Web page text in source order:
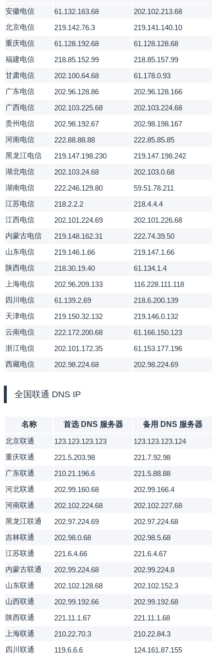
安徽电信
61.132.163.68
202.102.213.68
北京电信
219.142.76.3
219.141.140.10
重庆电信
61.128.192.68
61.128.128.68
福建电信
218.85.152.99
218.85.157.99
甘肃电信
202.100.64.68
61.178.0.93
广东电信
202.96.128.86
202.96.128.166
广西电信
202.103.225.68
202.103.224.68
贵州电信
202.98.192.67
202.98.198.167
河南电信
222.88.88.88
222.85.85.85
黑龙江电信
219.147.198.230
219.147.198.242
湖北电信
202.103.24.68
202.103.0.68
湖南电信
222.246.129.80
59.51.78.211
江苏电信
218.2.2.2
218.4.4.4
江西电信
202.101.224.69
202.101.226.68
内蒙古电信
219.148.162.31
222.74.39.50
山东电信
219.146.1.66
219.147.1.66
陕西电信
218.30.19.40
61.134.1.4
上海电信
202.96.209.133
116.228.111.118
四川电信
61.139.2.69
218.6.200.139
天津电信
219.150.32.132
219.146.0.132
云南电信
222.172.200.68
61.166.150.123
浙江电信
202.101.172.35
61.153.177.196
西藏电信
202.98.224.68 202.98.224.69
全国联通 DNS IP
名称 首选 DNS 服务器
备用 DNS 服务器
北京联通
123.123.123.123
123.123.123.124
重庆联通
221.5.203.98
221.7.92.98
广东联通
210.21.196.6
221.5.88.88
河北联通
202.99.160.68
202.99.166.4
河南联通
202.102.224.68
202.102.227.68
黑龙江联通
202.97.224.69
202.97.224.68
吉林联通
202.98.0.68
202.98.5.68
江苏联通
221.6.4.66
221.6.4.67
内蒙古联通
202.99.224.68
202.99.224.8
山东联通
202.102.128.68
202.102.152.3
山西联通
202.99.192.66
202.99.192.68
陕西联通
221.11.1.67
221.11.1.68
上海联通
210.22.70.3
210.22.84.3
四川联通
119.6.6.6
124.161.87.155